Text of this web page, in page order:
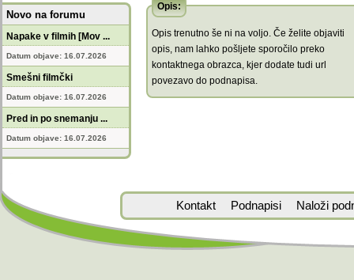
Novo na forumu
Napake v filmih [Mov ...
Datum objave: 16.07.2026
Smešni filmčki
Datum objave: 16.07.2026
Pred in po snemanju ...
Datum objave: 16.07.2026
Opis:
Opis trenutno še ni na voljo. Če želite objaviti
opis, nam lahko pošljete sporočilo preko
kontaktnega obrazca, kjer dodate tudi url
povezavo do podnapisa.
Kontakt Podnapisi Naloži